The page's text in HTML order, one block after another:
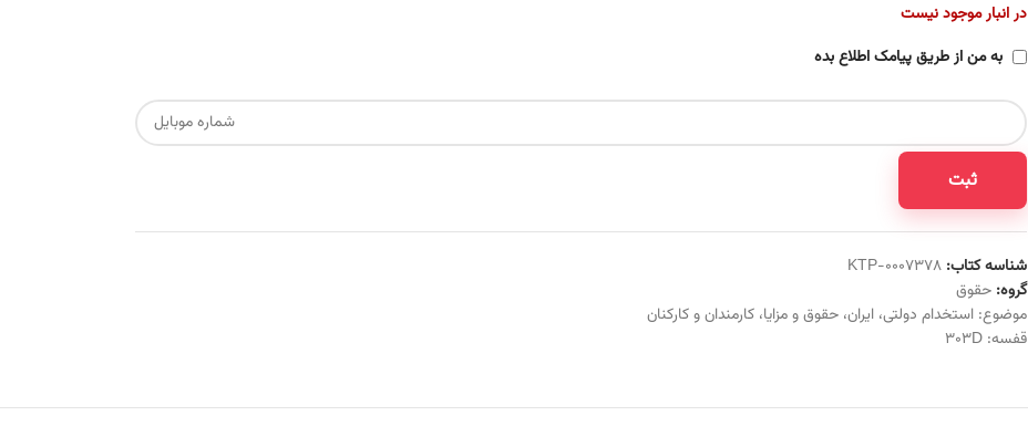
در انبار موجود نیست
به من از طریق پیامک اطلاع بده
ثبت
شناسه کتاب:KTP-0007378
گروه: حقوق
موضوع:استخدام دولتی،ایران،حقوق و مزایا،کارمندان و کارکنان
قفسه:303D